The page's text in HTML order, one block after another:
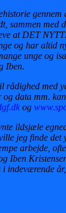
sammen med
at DET
og har altid
unge og
Iben.
rådighed med
data mm.
og
ildsjæle
jeg finde det
arbejde,
Iben
indeværende